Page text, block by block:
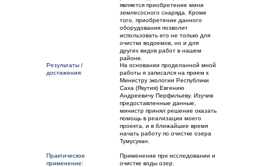
является приобретение мини
землесосного снаряда. Кроме
того, приобретение данного
оборудования позволит
использовать его не только для
очистки водоемов, но и для
других видов работ в нашем
районе.
На основании проделанной мной
работы я записался на прием к
Министру экологии Республики
Саха (Якутия) Евгению
Андреевичу Перфильеву. Изучив
предоставленные данные,
министр принял решение оказать
помощь в реализации моего
проекта, и в ближайшее время
начать работу по очистке озера
Тумусукан.
Результаты /
достижения:
Применение при исследовании и
очистке воды озер.
Практическое
применение: